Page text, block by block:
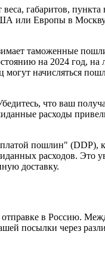
габаритов, пункта
или Европы в Москву
таможенные
на 2024 год, на
могут начисляться
что ваш
расходы
пошлин" (DDP),
расходов. Это
доставку.
отправке в Россию.
посылки через